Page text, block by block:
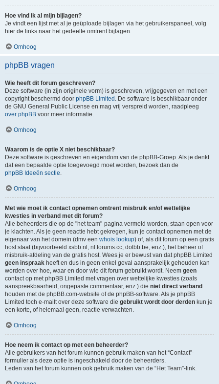
Hoe vind ik al mijn bijlagen?
Je vindt een lijst met al je geüploade bijlagen via het gebruikerspaneel, volg
hier de links naar het gedeelte omtrent bijlagen.
Omhoog
phpBB vragen
Wie heeft dit forum geschreven?
Deze software (in zijn originele vorm) is geschreven, vrijgegeven en met een
copyright beschermd door phpBB Limited . De software is beschikbaar onder
de GNU General Public License en mag vrij verspreid worden, raadpleeg
over phpBB voor meer informatie.
Omhoog
Waarom is de optie X niet beschikbaar?
Deze software is geschreven en eigendom van de phpBB-Groep. Als je denkt
dat een bepaalde optie toegevoegd moet worden, bezoek dan de
phpBB Ideeën sectie.
Omhoog
Met wie moet ik contact opnemen omtrent misbruik en/of wettelijke
kwesties in verband met dit forum?
Alle beheerders die op de "het team"-pagina vermeld worden, staan open voor
je klachten. Als je geen reactie hebt gekregen, kun je contact opnemen met de
eigenaar van het domein (dmv een whois lookup) of, als dit forum op een gratis
host staat (bijvoorbeeld xsbb.nl, nl.forums.cc, dotbb.be, enz.), het beheer of
misbruik-afdeling van de gratis host. Wees je er bewust van dat phpBB Limited
geen inspraak heeft en dus in geen enkel geval aansprakelijk gehouden kan
worden over hoe, waar en door wie dit forum gebruikt wordt. Neem geen
contact op met phpBB Limited met vragen over wettelijke kwesties (zoals
aanspreekbaarheid, ongepaste commentaar, enz.) die niet direct verband
houden met de phpBB.com-website of de phpBB-software. Als je phpBB
Limited toch e-mailt over deze software die gebruikt wordt door derden kun je
een korte, of helemaal geen, reactie verwachten.
Omhoog
Hoe neem ik contact op met een beheerder?
Alle gebruikers van het forum kunnen gebruik maken van het “Contact”-
formulier als deze optie is ingeschakeld door de beheerders.
Leden van het forum kunnen ook gebruik maken van de “Het Team”-link.